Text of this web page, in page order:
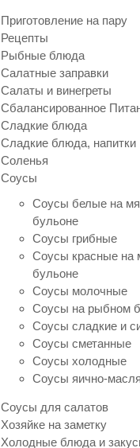
Приготовление на пару
Рецепты
Рыбные блюда
Салатные заправки
Салаты и винегреты
Сбалансированное
Сладкие блюда
Сладкие блюда, напитки
Соленья
Соусы
Соусы белые на
бульоне
Соусы грибные
Соусы красные на
бульоне
Соусы молочные
Соусы на рыбном
Соусы сладкие и
Соусы сметанные
Соусы холодные
Соусы яично-
Соусы для салатов
Хозяйке на заметку
Холодные блюда и